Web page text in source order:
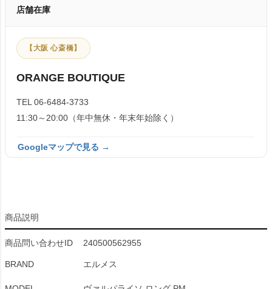
店舗在庫
【大阪 心斎橋】
ORANGE BOUTIQUE
TEL 06-6484-3733
11:30～20:00（年中無休・年末年始除く）
Googleマップで見る →
商品説明
商品問い合わせID 240500562955
BRAND エルメス